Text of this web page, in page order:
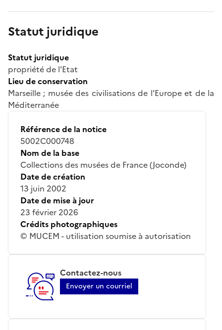
Statut juridique
Statut juridique
propriété de l'Etat
Lieu de conservation
Marseille ; musée des civilisations de l'Europe et de la
Méditerranée
Référence de la notice
5002C000748
Nom de la base
Collections des musées de France (Joconde)
Date de création
13 juin 2002
Date de mise à jour
23 février 2026
Crédits photographiques
© MUCEM - utilisation soumise à autorisation
Contactez-nous
Envoyer un courriel